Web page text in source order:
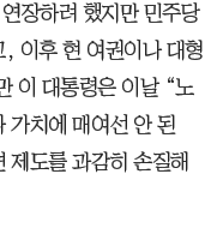
장하려 했지만 민주당
이후 현 여권이나 대형
이 대통령은 이날 “노
가치에 매여선 안 된
제도를 과감히 손질해